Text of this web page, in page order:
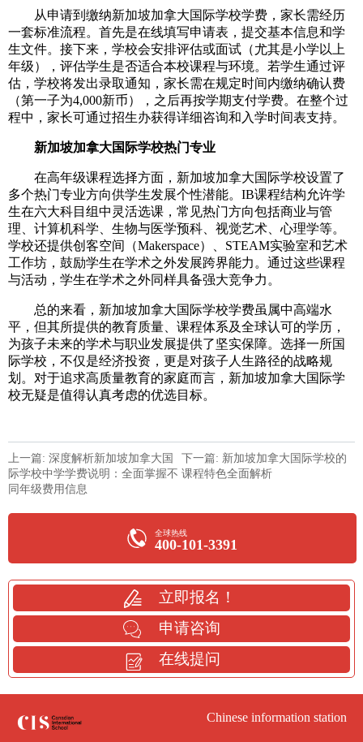
从申请到缴纳新加坡加拿大国际学校学费，家长需经历
一套标准流程。首先是在线填写申请表，提交基本信息和学
生文件。接下来，学校会安排评估或面试（尤其是小学以上
年级），评估学生是否适合本校课程与环境。若学生通过评
估，学校将发出录取通知，家长需在规定时间内缴纳确认费
（第一子为4,000新币），之后再按学期支付学费。在整个过
程中，家长可通过招生办获得详细咨询和入学时间表支持。
新加坡加拿大国际学校热门专业
在高年级课程选择方面，新加坡加拿大国际学校设置了
多个热门专业方向供学生发展个性潜能。IB课程结构允许学
生在六大科目组中灵活选课，常见热门方向包括商业与管
理、计算机科学、生物与医学预科、视觉艺术、心理学等。
学校还提供创客空间（Makerspace）、STEAM实验室和艺术
工作坊，鼓励学生在学术之外发展跨界能力。通过这些课程
与活动，学生在学术之外同样具备强大竞争力。
总的来看，新加坡加拿大国际学校学费虽属中高端水
平，但其所提供的教育质量、课程体系及全球认可的学历，
为孩子未来的学术与职业发展提供了坚实保障。选择一所国
际学校，不仅是经济投资，更是对孩子人生路径的战略规
划。对于追求高质量教育的家庭而言，新加坡加拿大国际学
校无疑是值得认真考虑的优选目标。
上一篇: 深度解析新加坡加拿大国
际学校中学学费说明：全面掌握不
同年级费用信息
下一篇: 新加坡加拿大国际学校的
课程特色全面解析
全球热线
400-101-3391
立即报名！
申请咨询
在线提问
Chinese information station